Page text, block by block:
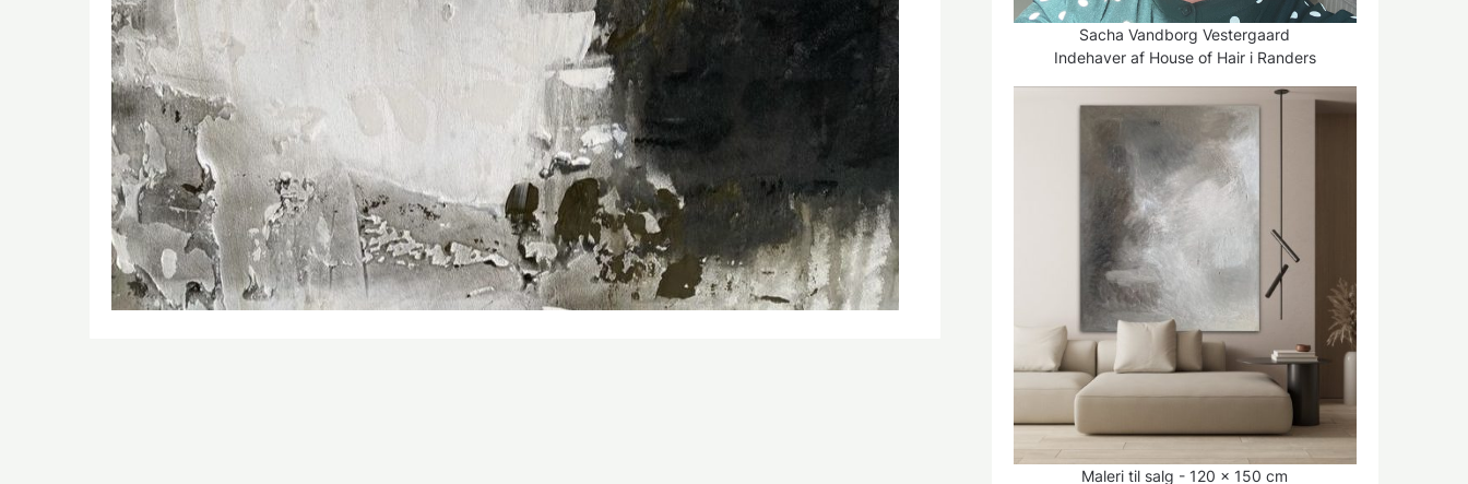
Sacha Vandborg Vestergaard
Indehaver af House of Hair i Randers
Maleri til salg - 120 x 150 cm